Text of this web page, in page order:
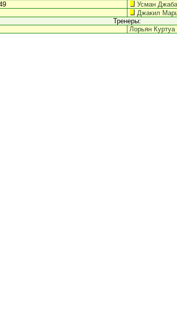
Усман
Джакил
Тренеры:
Лорьян Куртуа